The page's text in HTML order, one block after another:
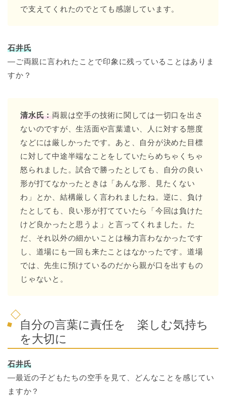
で支えてくれたのでとても感謝しています。
石井氏
―ご両親に言われたことで印象に残っていることはありま
すか？
清水氏： 両親は空手の技術に関しては一切口を出さ
ないのですが、生活面や言葉遣い、人に対する態度
などには厳しかったです。あと、自分が決めた目標
に対して中途半端なことをしていたらめちゃくちゃ
怒られました。試合で勝ったとしても、自分の良い
形が打てなかったときは「あんな形、見たくない
わ」とか、結構厳しく言われましたね。逆に、負け
たとしても、良い形が打てていたら「今回は負けた
けど良かったと思うよ」と言ってくれました。た
だ、それ以外の細かいことは極力言わなかったです
し、道場にも一回も来たことはなかったです。道場
では、先生に預けているのだから親が口を出すもの
じゃないと。
自分の言葉に責任を 楽しむ気持ち
を大切に
石井氏
―最近の子どもたちの空手を見て、どんなことを感じてい
ますか？